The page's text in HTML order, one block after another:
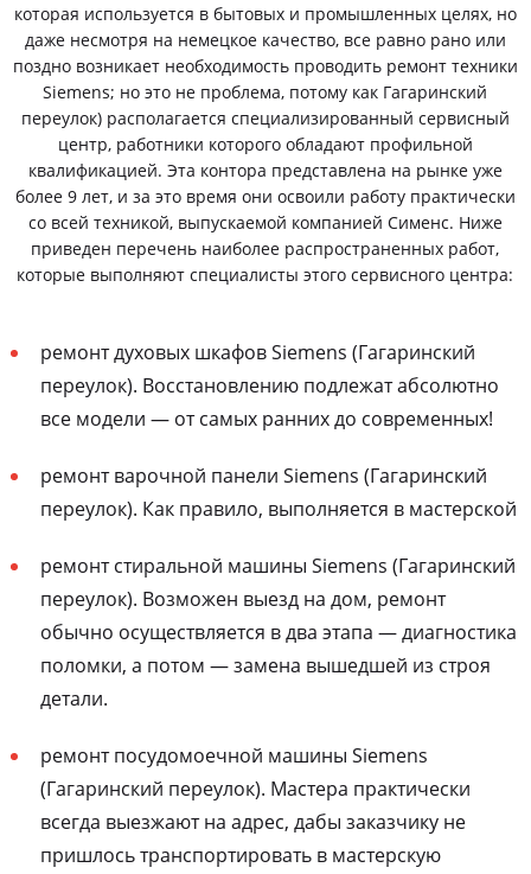
которая используется в бытовых и промышленных целях, но
даже несмотря на немецкое качество, все равно рано или
поздно возникает необходимость проводить ремонт техники
Siemens; но это не проблема, потому как Гагаринский
переулок) располагается специализированный сервисный
центр, работники которого обладают профильной
квалификацией. Эта контора представлена на рынке уже
более 9 лет, и за это время они освоили работу практически
со всей техникой, выпускаемой компанией Сименс. Ниже
приведен перечень наиболее распространенных работ,
которые выполняют специалисты этого сервисного центра:
ремонт духовых шкафов Siemens (Гагаринский
переулок). Восстановлению подлежат абсолютно
все модели — от самых ранних до современных!
ремонт варочной панели Siemens (Гагаринский
переулок). Как правило, выполняется в мастерской
ремонт стиральной машины Siemens (Гагаринский
переулок). Возможен выезд на дом, ремонт
обычно осуществляется в два этапа — диагностика
поломки, а потом — замена вышедшей из строя
детали.
ремонт посудомоечной машины Siemens
(Гагаринский переулок). Мастера практически
всегда выезжают на адрес, дабы заказчику не
пришлось транспортировать в мастерскую